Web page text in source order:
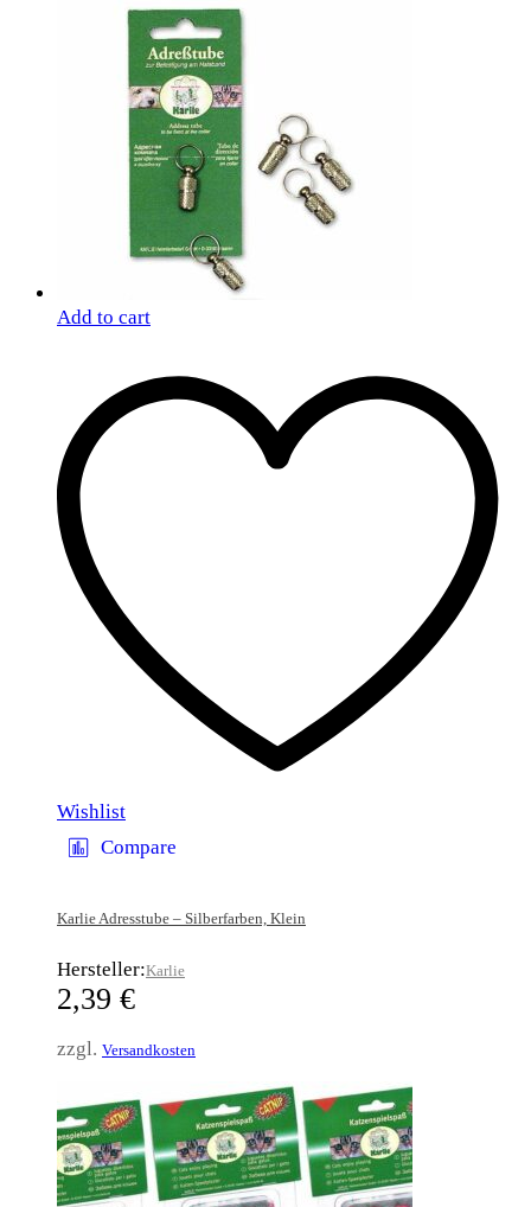
Add to cart
Wishlist
Compare
Karlie Adresstube – Silberfarben, Klein
Hersteller:Karlie
2,39 €
zzgl. Versandkosten